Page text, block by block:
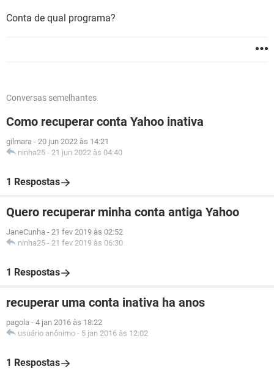
Conta de qual programa?
Conversas semelhantes
Como recuperar conta Yahoo inativa
gilmara - 20 jun 2022 às 14:21
ninha25 - 21 jun 2022 às 04:40
1 Respostas
Quero recuperar minha conta antiga Yahoo
JaneCunha - 21 fev 2019 às 02:52
ninha25 - 21 fev 2019 às 06:30
1 Respostas
recuperar uma conta inativa ha anos
pagola - 4 jan 2016 às 18:22
usuário anônimo - 5 jan 2016 às 12:02
1 Respostas